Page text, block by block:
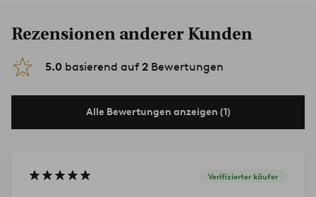
Rezensionen anderer Kunden
5.0 basierend auf 2 Bewertungen
Alle Bewertungen anzeigen (1)
Verifizierter käufer